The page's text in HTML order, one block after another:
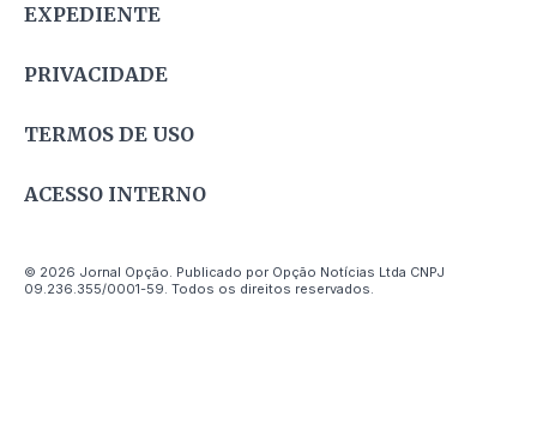
EXPEDIENTE
PRIVACIDADE
TERMOS DE USO
ACESSO INTERNO
© 2026 Jornal Opção. Publicado por Opção Notícias Ltda CNPJ
09.236.355/0001-59. Todos os direitos reservados.